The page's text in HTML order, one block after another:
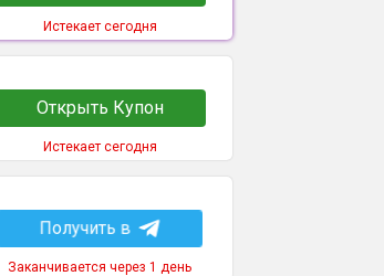
Истекает сегодня
Открыть Купон
Истекает сегодня
Получить в
Заканчивается через 1 день